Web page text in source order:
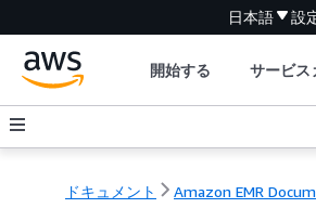
日本語 設
開始する サービス
ドキュメント Amazon EMR